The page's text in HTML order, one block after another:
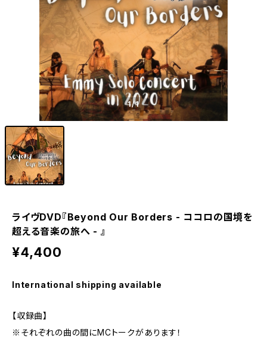
1/1
ライヴDVD『Beyond Our Borders - ココロの国境を
超える音楽の旅へ - 』
¥4,400
International shipping available
【収録曲】
※それぞれの曲の間にMCトークがあります！